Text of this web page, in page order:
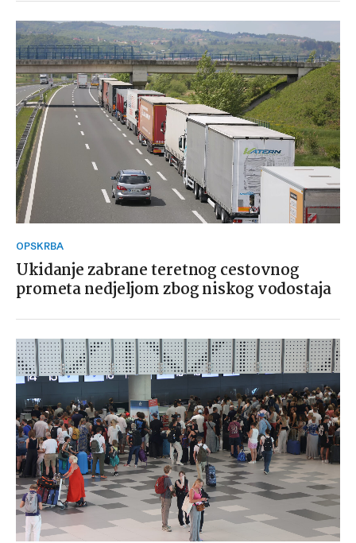
OPSKRBA
Ukidanje zabrane teretnog cestovnog
prometa nedjeljom zbog niskog vodostaja